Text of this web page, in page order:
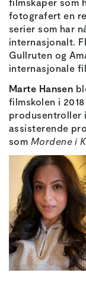
filmskaper som
fotografert en
serier som har
internasjonalt.
Gullruten og
internasjonale
Marte Hansen
filmskolen i
produsentroller
assisterende
som Mordene i